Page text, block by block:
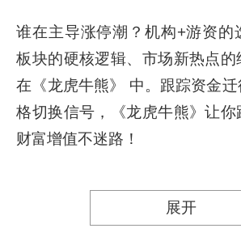
谁在主导涨停潮？机构+游资的
板块的硬核逻辑、市场新热点
在《龙虎牛熊》 中。跟踪资金
格切换信号，《龙虎牛熊》让你
财富增值不迷路！
展开